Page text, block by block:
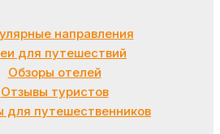
направления
для путешествий
Обзоры отелей
Отзывы туристов
для путешественников